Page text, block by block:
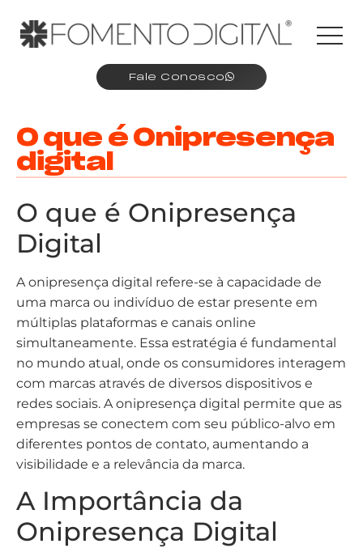
Fale Conosco
O que é Onipresença
digital
O que é Onipresença
Digital
A onipresença digital refere-se à capacidade de
uma marca ou indivíduo de estar presente em
múltiplas plataformas e canais online
simultaneamente. Essa estratégia é fundamental
no mundo atual, onde os consumidores interagem
com marcas através de diversos dispositivos e
redes sociais. A onipresença digital permite que as
empresas se conectem com seu público-alvo em
diferentes pontos de contato, aumentando a
visibilidade e a relevância da marca.
A Importância da
Onipresença Digital